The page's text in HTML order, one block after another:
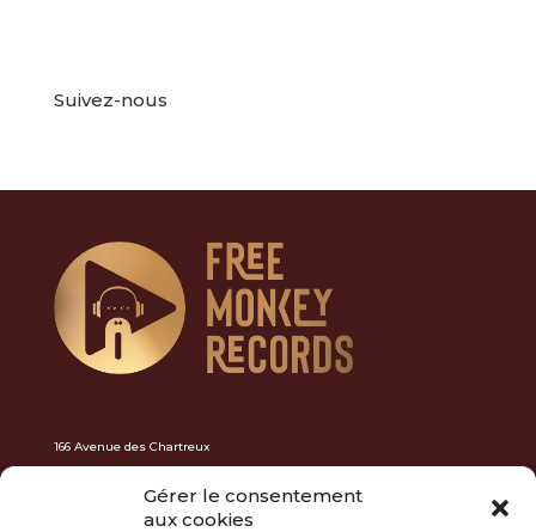
Gérer le consentement
aux cookies
Suivez-nous
166 Avenue des Chartreux
13004 Marseille
N° Siret : 833161318 00013 Rcs Marseille